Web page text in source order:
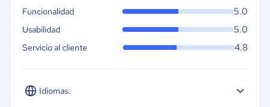
Idiomas:
Funcionalidad 5.0
Usabilidad 5.0
Servicio al cliente 4.8